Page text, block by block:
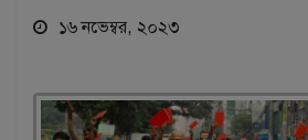
১৬ নভেম্বর, ২০২৩